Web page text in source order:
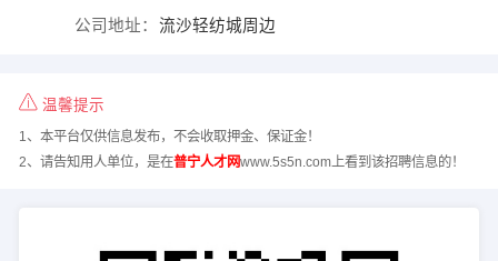
公司地址： 流沙轻纺城周边
温馨提示
1、本平台仅供信息发布，不会收取押金、保证金！
2、请告知用人单位，是在普宁人才网www.5s5n.com上看到该招聘信息的！